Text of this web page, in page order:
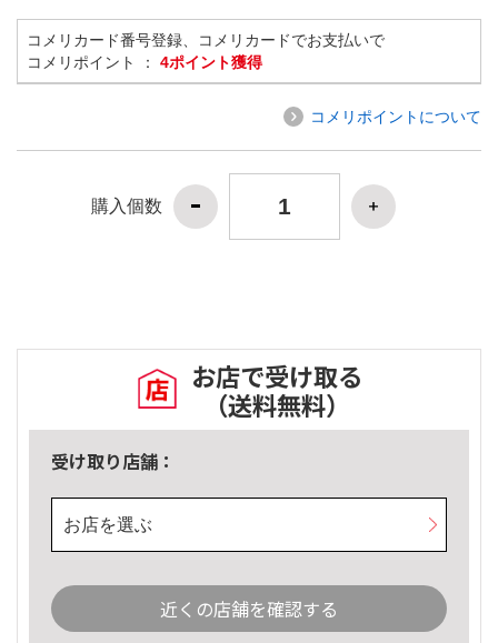
コメリカード番号登録、コメリカードでお支払いで
コメリポイント ： 4ポイント獲得
コメリポイントについて
購入個数
お店で受け取る
（送料無料）
受け取り店舗：
お店を選ぶ
近くの店舗を確認する